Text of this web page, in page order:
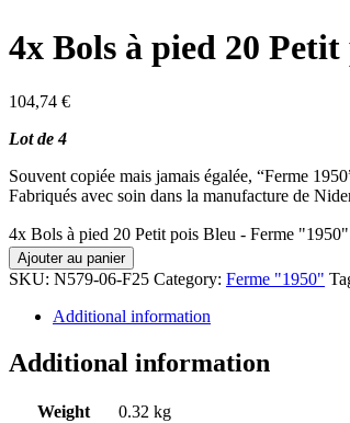
4x Bols à pied 20
104,74 €
Lot de 4
Souvent copiée mais jamais égalée, “Ferme
Fabriqués avec soin dans la manufacture de
4x Bols à pied 20 Petit pois Bleu - Ferme
Ajouter au panier
SKU: N579-06-F25 Category: Ferme "1950"
Additional information
Additional information
Weight
0.32 kg